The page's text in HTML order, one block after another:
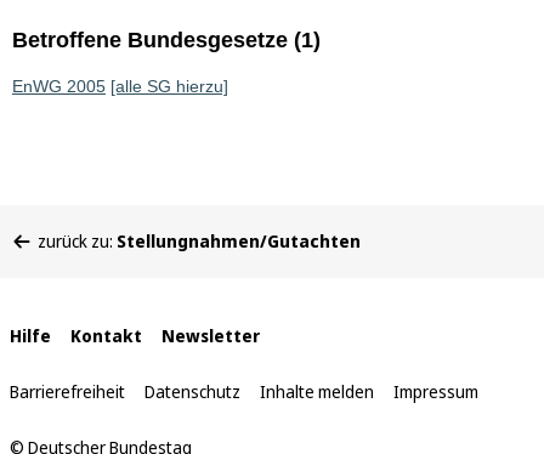
Betroffene Bundesgesetze (1)
EnWG 2005 [alle SG hierzu]
befinden
zurück zu: Stellungnahmen/Gutachten
Interne
Links
Hilfe Kontakt Newsletter
Barrierefreiheit Datenschutz Inhalte melden Impressum
© Deutscher Bundestag